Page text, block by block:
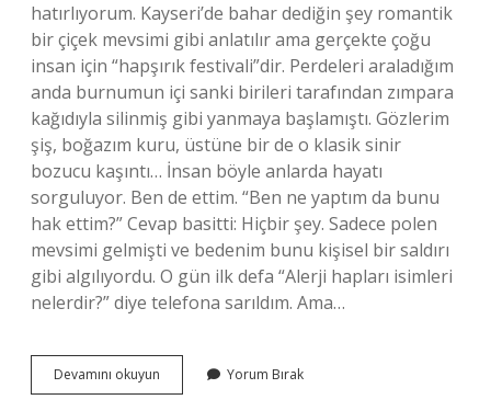
hatırlıyorum. Kayseri’de bahar dediğin şey romantik
bir çiçek mevsimi gibi anlatılır ama gerçekte çoğu
insan için “hapşırık festivali”dir. Perdeleri araladığım
anda burnumun içi sanki birileri tarafından zımpara
kağıdıyla silinmiş gibi yanmaya başlamıştı. Gözlerim
şiş, boğazım kuru, üstüne bir de o klasik sinir
bozucu kaşıntı… İnsan böyle anlarda hayatı
sorguluyor. Ben de ettim. “Ben ne yaptım da bunu
hak ettim?” Cevap basitti: Hiçbir şey. Sadece polen
mevsimi gelmişti ve bedenim bunu kişisel bir saldırı
gibi algılıyordu. O gün ilk defa “Alerji hapları isimleri
nelerdir?” diye telefona sarıldım. Ama…
Devamını okuyun
hapları
Yorum Bırak